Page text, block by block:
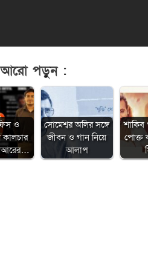
পড়ুন :
ও
কালচার
সোমেশ্বর অলির সঙ্গে
জীবন ও গান নিয়ে
আলাপ
পোক্ত